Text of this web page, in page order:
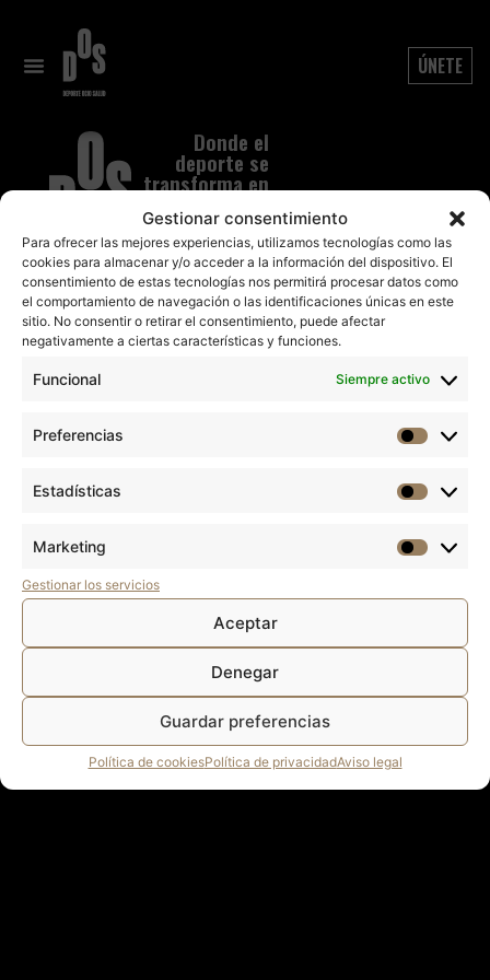
Gestionar consentimiento
Para ofrecer las mejores experiencias, utilizamos tecnologías como las
cookies para almacenar y/o acceder a la información del dispositivo. El
consentimiento de estas tecnologías nos permitirá procesar datos como
el comportamiento de navegación o las identificaciones únicas en este
sitio. No consentir o retirar el consentimiento, puede afectar
negativamente a ciertas características y funciones.
Funcional Siempre activo
Preferencias
Estadísticas
Marketing
Gestionar los servicios
Aceptar
Denegar
Guardar preferencias
Política de cookiesPolítica de privacidadAviso legal
ÚNETE
Fitness Infantil
Donde el
deporte se
transforma en
un estilo de
vida
NUESTROS CENTROS
DOS Acea de Ama
atencionalcliente.acea@dosdeporte.es
98 166 45 00
DOS La Pureza de María
DOS © Todos los derechos reservados 2026
Powered byCarlos +A&We Are PLEH
Política de cookiesPolítica de privacidad